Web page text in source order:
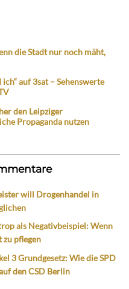
die Stadt nur noch mäht,
auf 3sat – Sehenswerte
den Leipziger
Propaganda nutzen
will Drogenhandel in
als Negativbeispiel: Wenn
zu pflegen
3 Grundgesetz: Wie die SPD
den CSD Berlin